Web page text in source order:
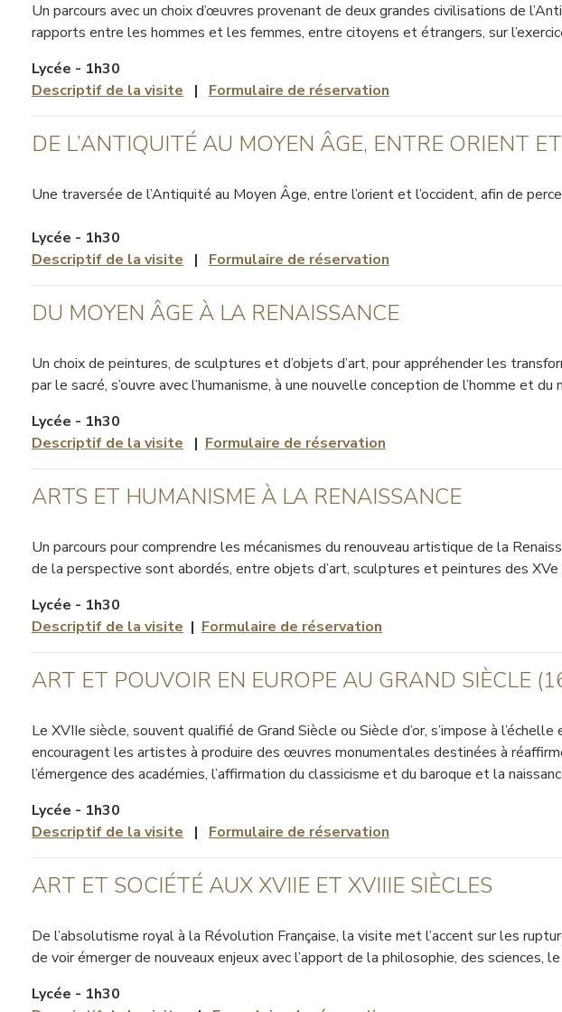
Un parcours avec un choix d’œuvres provenant de deux grandes civilisations de
rapports entre les hommes et les femmes, entre citoyens et étrangers, sur
Lycée - 1h30
Descriptif de la visite | Formulaire de réservation
DE L’ANTIQUITÉ AU MOYEN ÂGE, ENTRE ORIENT
Une traversée de l’Antiquité au Moyen Âge, entre l’orient et l’occident, afin de
Lycée - 1h30
Descriptif de la visite | Formulaire de réservation
DU MOYEN ÂGE À LA RENAISSANCE
Un choix de peintures, de sculptures et d’objets d’art, pour appréhender les
par le sacré, s’ouvre avec l’humanisme, à une nouvelle conception de l’homme et du
Lycée - 1h30
Descriptif de la visite | Formulaire de réservation
ARTS ET HUMANISME À LA RENAISSANCE
Un parcours pour comprendre les mécanismes du renouveau artistique de la
de la perspective sont abordés, entre objets d’art, sculptures et peintures des
Lycée - 1h30
Descriptif de la visite | Formulaire de réservation
ART ET POUVOIR EN EUROPE AU GRAND SIÈCLE
Le XVIIe siècle, souvent qualifié de Grand Siècle ou Siècle d’or, s’impose à
encouragent les artistes à produire des œuvres monumentales destinées à
l’émergence des académies, l’affirmation du classicisme et du baroque et la
Lycée - 1h30
Descriptif de la visite | Formulaire de réservation
ART ET SOCIÉTÉ AUX XVIIE ET XVIIIE SIÈCLES
De l’absolutisme royal à la Révolution Française, la visite met l’accent sur les
de voir émerger de nouveaux enjeux avec l’apport de la philosophie, des sciences,
Lycée - 1h30